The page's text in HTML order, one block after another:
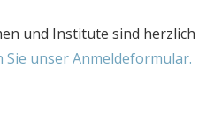
und Institute sind herzlich
Sie unser Anmeldeformular.